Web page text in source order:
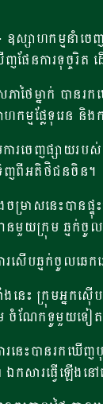
ស្សាហកម្មនាំចេ
ញផែនការទុច្ចរិត
ាថៃម្នាក់ បានរ
កម្មផ្លែទុរេន និ
ារចេញផ្សាយរបស់
ទិញ​ពី​អតិថិជន​ចិន។
ចម្រាសនេះបាន
នមួយក្រុម​ ឆ្មក់ចូល
ារសើបឆ្មក់ចូលឆេ
ាំង​នេះ ក្រុម​អ្នក​
ចំណែកទូ​មួយ​ទៀតមិន
ារនេះបានរកឃើ
ឯកសារធ្វើឡើងន